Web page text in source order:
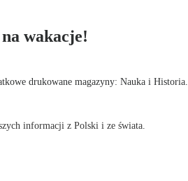
wakacje!
drukowane magazyny: Nauka i Historia.
informacji z Polski i ze świata.